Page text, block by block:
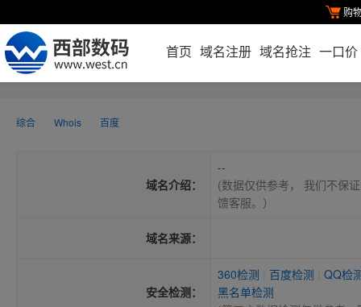
购
首页 域名注册 域名抢注 一口价
综合 Whois 百度
域名介绍：
--
(数据仅供参考， 我们不保
馈客服。）
域名来源：
安全检测：
360检测 百度检测
QQ检
黑名单检测